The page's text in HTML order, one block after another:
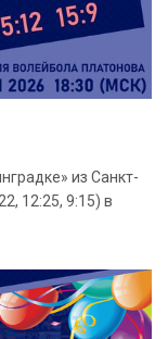
из Санкт-
12:25, 9:15) в